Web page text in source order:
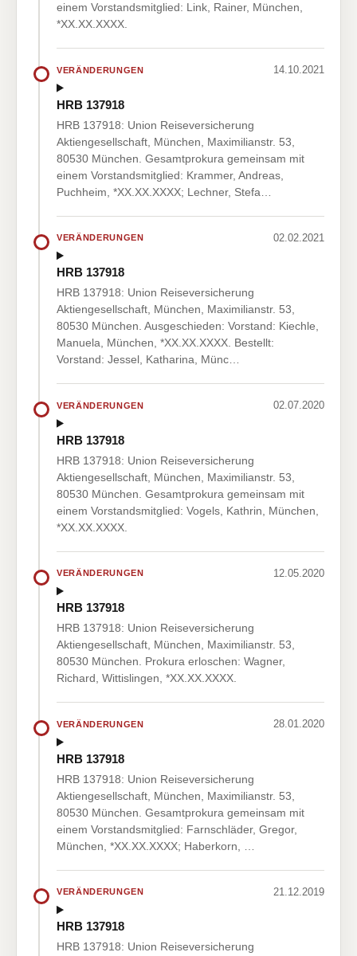
einem Vorstandsmitglied: Link, Rainer, München,
*XX.XX.XXXX.
VERÄNDERUNGEN 14.10.2021
HRB 137918
HRB 137918: Union Reiseversicherung
Aktiengesellschaft, München, Maximilianstr. 53,
80530 München. Gesamtprokura gemeinsam mit
einem Vorstandsmitglied: Krammer, Andreas,
Puchheim, *XX.XX.XXXX; Lechner, Stefa…
VERÄNDERUNGEN 02.02.2021
HRB 137918
HRB 137918: Union Reiseversicherung
Aktiengesellschaft, München, Maximilianstr. 53,
80530 München. Ausgeschieden: Vorstand: Kiechle,
Manuela, München, *XX.XX.XXXX. Bestellt:
Vorstand: Jessel, Katharina, Münc…
VERÄNDERUNGEN 02.07.2020
HRB 137918
HRB 137918: Union Reiseversicherung
Aktiengesellschaft, München, Maximilianstr. 53,
80530 München. Gesamtprokura gemeinsam mit
einem Vorstandsmitglied: Vogels, Kathrin, München,
*XX.XX.XXXX.
VERÄNDERUNGEN 12.05.2020
HRB 137918
HRB 137918: Union Reiseversicherung
Aktiengesellschaft, München, Maximilianstr. 53,
80530 München. Prokura erloschen: Wagner,
Richard, Wittislingen, *XX.XX.XXXX.
VERÄNDERUNGEN 28.01.2020
HRB 137918
HRB 137918: Union Reiseversicherung
Aktiengesellschaft, München, Maximilianstr. 53,
80530 München. Gesamtprokura gemeinsam mit
einem Vorstandsmitglied: Farnschläder, Gregor,
München, *XX.XX.XXXX; Haberkorn, …
VERÄNDERUNGEN 21.12.2019
HRB 137918
HRB 137918: Union Reiseversicherung